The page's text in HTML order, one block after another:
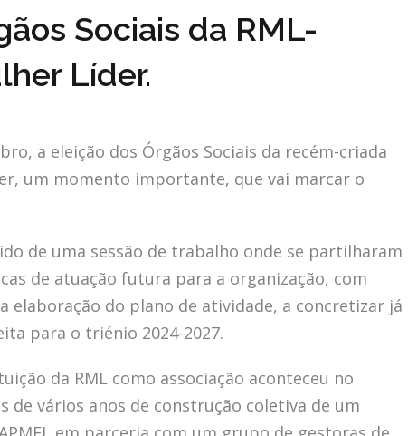
Sociais da RML-
Líder.
a eleição dos Órgãos Sociais da recém-criada
um momento importante, que vai marcar o
de uma sessão de trabalho onde se partilharam
de atuação futura para a organização, com
elaboração do plano de atividade, a concretizar já
para o triénio 2024-2027.
da RML como associação aconteceu no
de vários anos de construção coletiva de um